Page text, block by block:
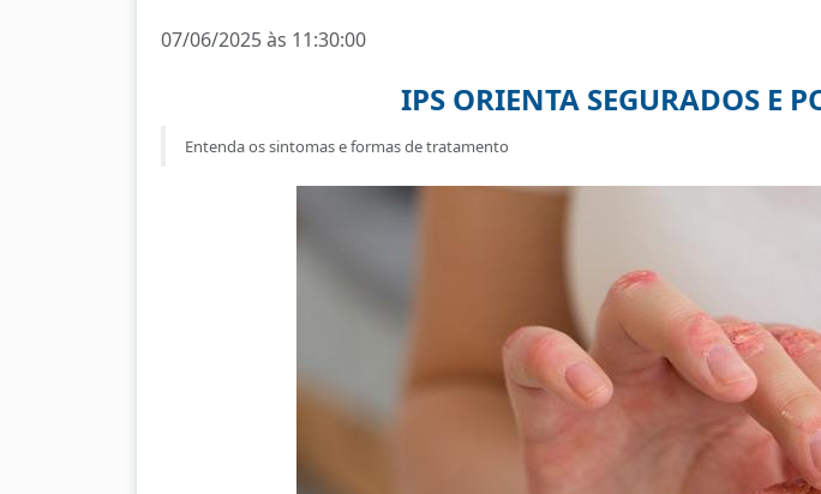
07/06/2025 às 11:30:00
IPS ORIENTA SEGURADOS E
Entenda os sintomas e formas de tratamento